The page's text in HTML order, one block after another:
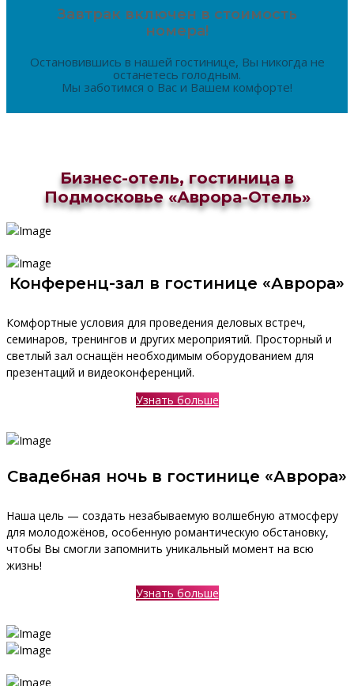
Завтрак включен в стоимость
номера!
Остановившись в нашей гостинице, Вы никогда не
останетесь голодным.
Мы заботимся о Вас и Вашем комфорте!
Бизнес-отель, гостиница в
Подмосковье «Аврора-Отель»
Конференц-зал в гостинице «Аврора»
Комфортные условия для проведения деловых встреч,
семинаров, тренингов и других мероприятий. Просторный и
светлый зал оснащён необходимым оборудованием для
презентаций и видеоконференций.
Узнать больше
Свадебная ночь в гостинице «Аврора»
Наша цель — создать незабываемую волшебную атмосферу
для молодожёнов, особенную романтическую обстановку,
чтобы Вы смогли запомнить уникальный момент на всю
жизнь!
Узнать больше